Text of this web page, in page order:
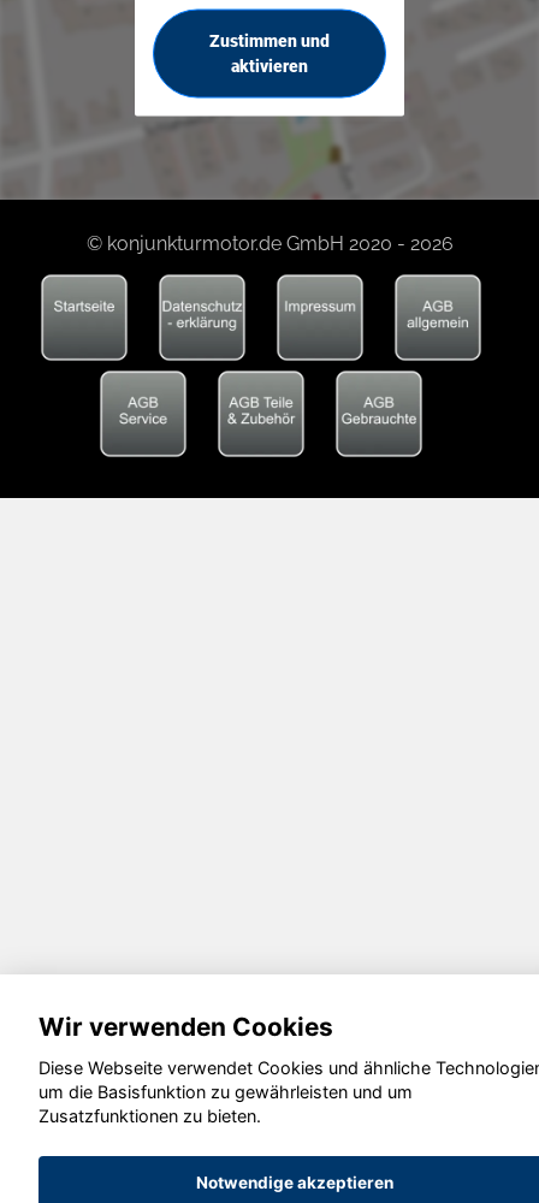
Zustimmen und
aktivieren
© konjunkturmotor.de GmbH 2020 - 2026
Wir verwenden Cookies
Diese Webseite verwendet Cookies und ähnliche
um die Basisfunktion zu gewährleisten und um
Zusatzfunktionen zu bieten.
Notwendige akzeptieren